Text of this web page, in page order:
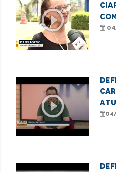
play_circle_outline
play_circle_outline